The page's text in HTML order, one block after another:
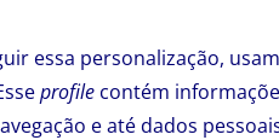
essa personalização,
profile contém
e até dados